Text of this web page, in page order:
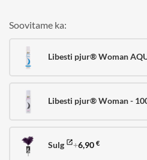
Soovitame ka:
Libesti pjur® Woman
Libesti pjur® Woman -
Sulg +6,90 €